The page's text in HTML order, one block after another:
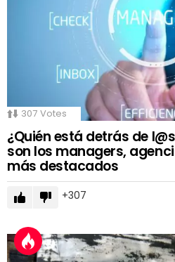
307 Votes
¿Quién está detrás de
son los managers,
más destacados
307